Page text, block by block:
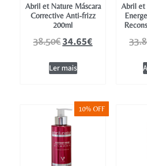
Abril et Nature Máscara
Corrective Anti-frizz
200ml
38.50€34.65€
Ler mais
Abril et
10% OFF